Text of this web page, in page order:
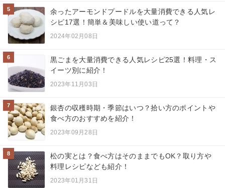
5
余ったアーモンドプードルを大量消費できる人気レ
シピ17選！簡単＆美味しい使い道って？
2024年02月08日
6
黒ごまを大量消費できる人気レシピ25選！料理・ス
イーツ別に紹介！
2023年11月03日
7
銀杏の収穫時期・季節はいつ？拾い方のポイントや
食べ方のおすすめを紹介！
2023年09月28日
8
松の実とは？食べ方はそのままでもOK？取り方や
料理レシピなども紹介！
2023年01月31日